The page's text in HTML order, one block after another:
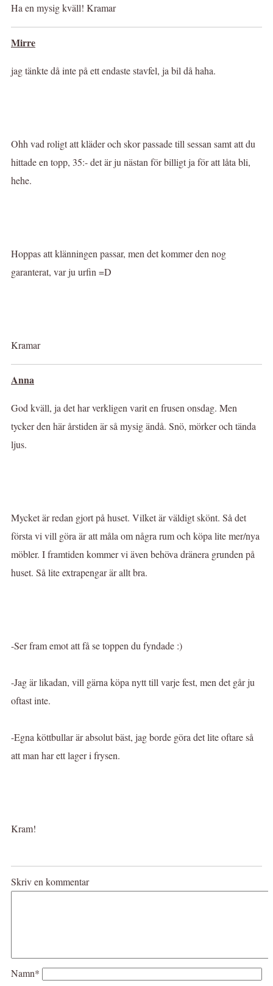
Ha en mysig kväll! Kramar
Mirre
jag tänkte då inte på ett endaste stavfel, ja bil då haha.
Ohh vad roligt att kläder och skor passade till sessan samt att du
hittade en topp, 35:- det är ju nästan för billigt ja för att låta bli,
hehe.
Hoppas att klänningen passar, men det kommer den nog
garanterat, var ju urfin =D
Kramar
Anna
God kväll, ja det har verkligen varit en frusen onsdag. Men
tycker den här årstiden är så mysig ändå. Snö, mörker och tända
ljus.
Mycket är redan gjort på huset. Vilket är väldigt skönt. Så det
första vi vill göra är att måla om några rum och köpa lite mer/nya
möbler. I framtiden kommer vi även behöva dränera grunden på
huset. Så lite extrapengar är allt bra.
-Ser fram emot att få se toppen du fyndade :)
-Jag är likadan, vill gärna köpa nytt till varje fest, men det går ju
oftast inte.
-Egna köttbullar är absolut bäst, jag borde göra det lite oftare så
att man har ett lager i frysen.
Kram!
Skriv en kommentar
Namn*